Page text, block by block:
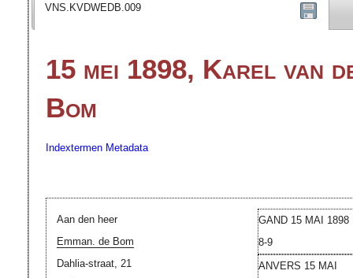
VNS.KVDWEDB.009
15 mei 1898, Karel van
Bom
Indextermen Metadata
GAND 15 MAI 1898
8-9
ANVERS 15 MAI
Aan den heer
Emman. de Bom
Dahlia-straat, 21